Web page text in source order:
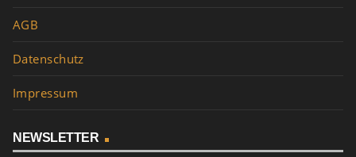
AGB
Datenschutz
Impressum
NEWSLETTER